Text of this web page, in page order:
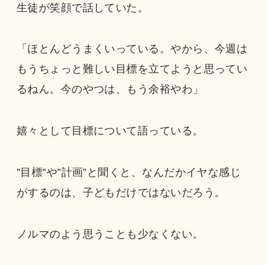
生徒が笑顔で話していた。
「ほとんどうまくいっている。やから、今週は
もうちょっと難しい目標を立てようと思ってい
るねん。今のやつは、もう余裕やわ」
嬉々として目標について語っている。
”目標”や”計画”と聞くと、なんだかイヤな感じ
がするのは、子どもだけではないだろう。
ノルマのよう思うことも少なくない。